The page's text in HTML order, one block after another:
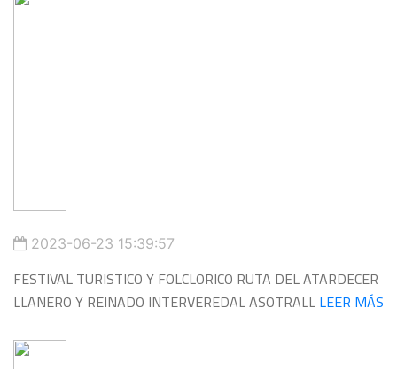
2023-06-23 15:39:57
FESTIVAL TURISTICO Y FOLCLORICO RUTA DEL ATARDECER
LLANERO Y REINADO INTERVEREDAL ASOTRALLLEER MÁS